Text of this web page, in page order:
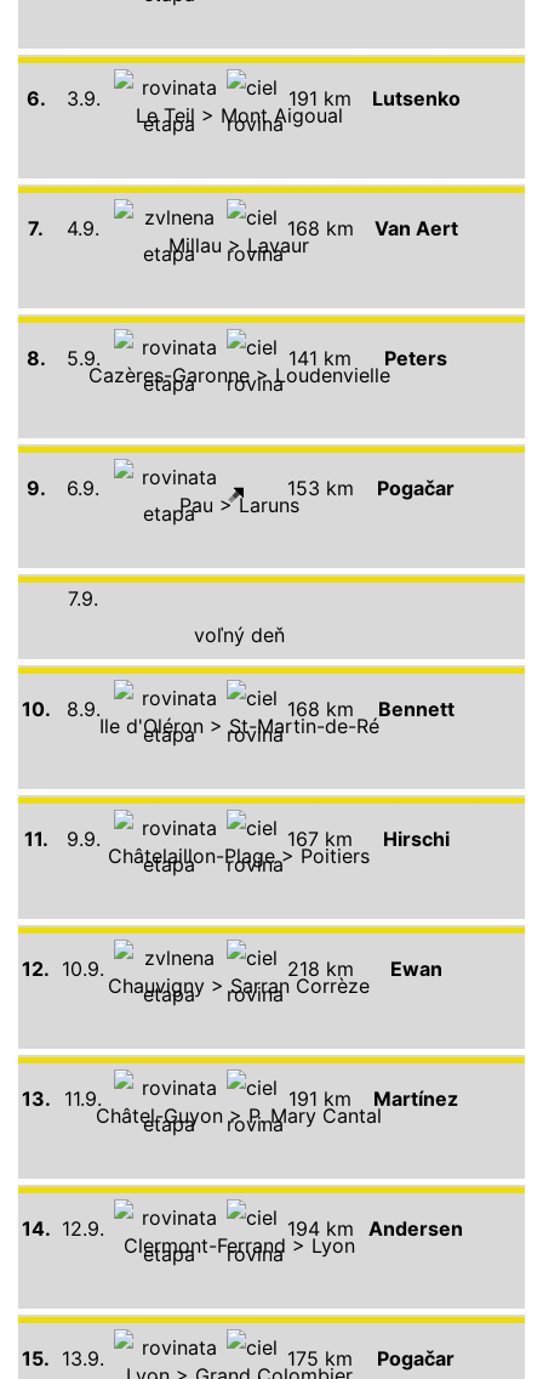
6. 3.9.
Le Teil > Mont Aigoual
191 km Lutsenko
7. 4.9.
Millau > Lavaur
168 km Van Aert
8. 5.9.
Cazères-Garonne > Loudenvielle
141 km Peters
9. 6.9.
Pau > Laruns
153 km Pogačar
7.9.
voľný deň
10. 8.9.
Ile d'Oléron > St-Martin-de-Ré
168 km Bennett
11. 9.9.
Châtelaillon-Plage > Poitiers
167 km Hirschi
12. 10.9.
Chauvigny > Sarran Corrèze
218 km Ewan
13. 11.9.
Châtel-Guyon > P. Mary Cantal
191 km Martínez
14. 12.9.
Clermont-Ferrand > Lyon
194 km Andersen
15. 13.9. 175 km Pogačar